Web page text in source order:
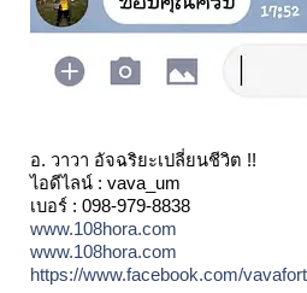
อ. วาวา อัจฉริยะเปลี่ยนชีวิต !!
ไอดีไลน์ : vava_um
เบอร์ : 098-979-8838
www.108hora.com
www.108hora.com
https://www.facebook.com/